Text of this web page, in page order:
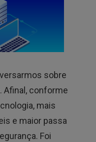
sobre
Afinal, conforme
mais
e maior passa
Foi